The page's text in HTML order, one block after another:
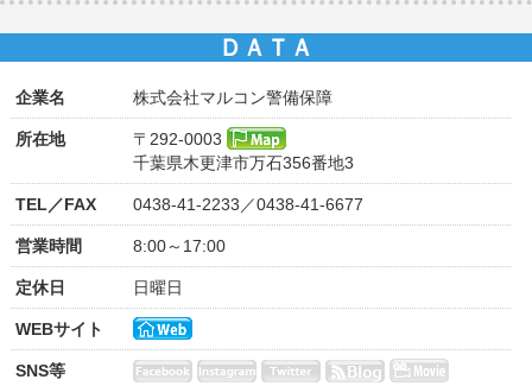
ＤＡＴＡ
企業名 株式会社マルコン警備保障
所在地
〒292-0003
千葉県木更津市万石356番地3
TEL／FAX 0438-41-2233／0438-41-6677
営業時間 8:00～17:00
定休日 日曜日
WEBサイト
SNS等